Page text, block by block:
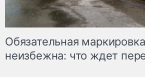
Обязательная
неизбежна: что ждет